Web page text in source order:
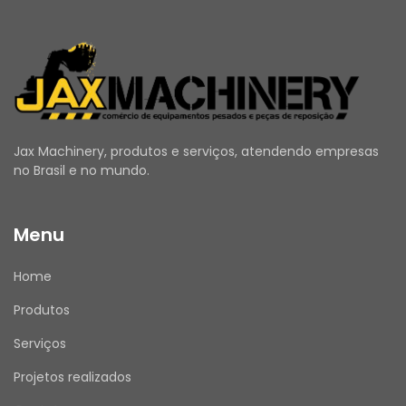
substituição sejam realizadas por um
profissional qualificado, seguindo as
orientações do fabricante.
MODELOS COMPATÍVEIS PARA O NÚMERO DE
Porta-Ferramentas Integrados: IT38H.
20WB e 10B.
Motoniveladoras: 14, 14M, 14M-3, 14M3, 16M, 24H
Tratores de Esteiras: D1, D2, D3, D3G, D3K LGP,
D3K XL, D3K2 LGP, D3K2 XL, D4G, D4K LGP, D4K
Jax Machinery, produtos e serviços, atendendo empresas
no Brasil e no mundo.
Menu
Home
Produtos
Serviços
Projetos realizados